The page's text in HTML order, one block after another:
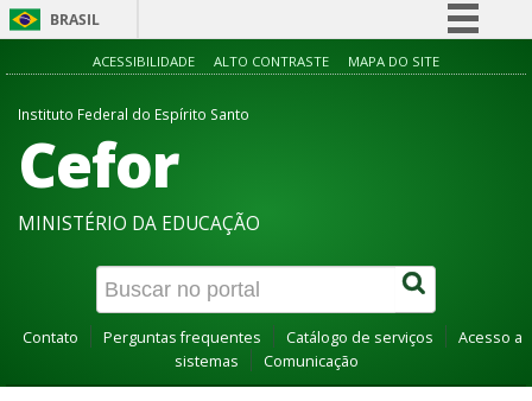
BRASIL
Simplifique!
ACESSIBILIDADE ALTO CONTRASTE MAPA DO SITE
Instituto Federal do Espírito Santo
Cefor
MINISTÉRIO DA EDUCAÇÃO
Contato Perguntas frequentes Catálogo de serviços
Acesso a
sistemas
Comunicação